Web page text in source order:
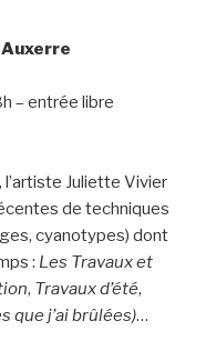
– entrée libre
Juliette Vivier
de techniques
cyanotypes) dont
: Les Travaux et
, Travaux d’été,
que j’ai brûlées)…